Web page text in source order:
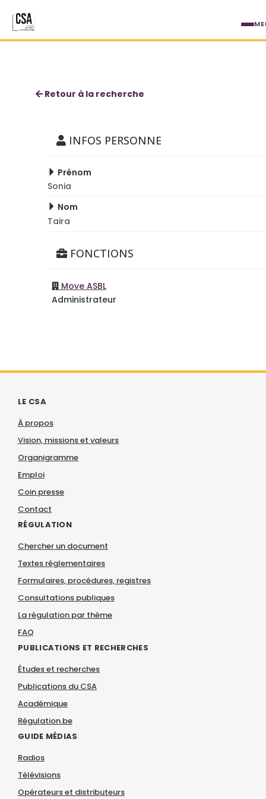
Sonia Taira
Retour à la recherche
INFOS PERSONNE
Prénom
Sonia
Nom
Taira
FONCTIONS
Move ASBL
Administrateur
LE CSA
À propos
Vision, missions et valeurs
Organigramme
Emploi
Coin presse
Contact
RÉGULATION
Chercher un document
Textes réglementaires
Formulaires, procédures, registres
Consultations publiques
La régulation par thème
FAQ
PUBLICATIONS ET RECHERCHES
Études et recherches
Publications du CSA
Académique
Régulation.be
GUIDE MÉDIAS
Radios
Télévisions
Opérateurs et distributeurs